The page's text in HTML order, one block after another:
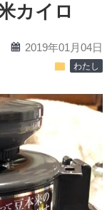
カイロ
calendar 2019年01月04日
folder わたし